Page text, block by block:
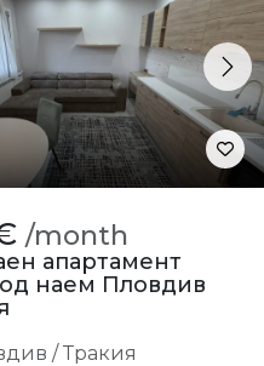
Next
/month
апартамент
наем Пловдив
/ Тракия